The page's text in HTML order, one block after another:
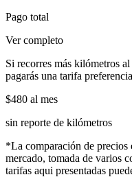
Pago total
Ver completo
Si recorres más kilómetros
pagarás una tarifa
$480 al mes
sin reporte de kilómetros
*La comparación de precios
mercado, tomada de varios
tarifas aqui presentadas